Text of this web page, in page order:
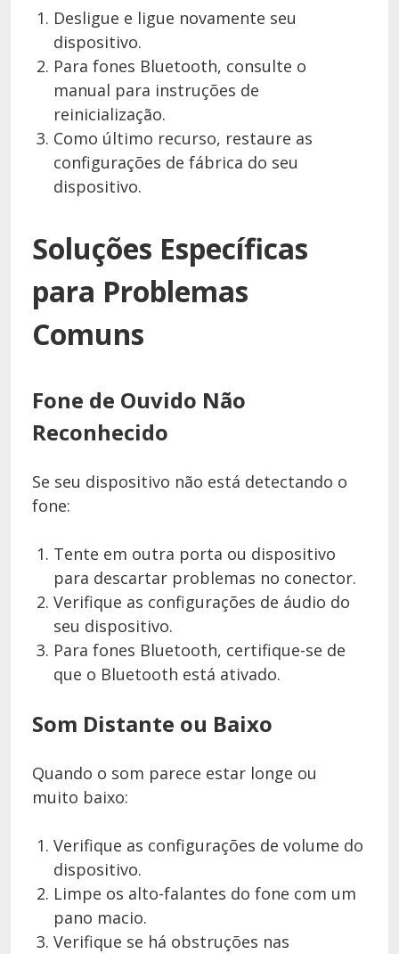
Desligue e ligue novamente seu
dispositivo.
Para fones Bluetooth, consulte o
manual para instruções de
reinicialização.
Como último recurso, restaure as
configurações de fábrica do seu
dispositivo.
Soluções Específicas
para Problemas
Comuns
Fone de Ouvido Não
Reconhecido
Se seu dispositivo não está detectando o
fone:
Tente em outra porta ou dispositivo
para descartar problemas no conector.
Verifique as configurações de áudio do
seu dispositivo.
Para fones Bluetooth, certifique-se de
que o Bluetooth está ativado.
Som Distante ou Baixo
Quando o som parece estar longe ou
muito baixo:
Verifique as configurações de volume do
dispositivo.
Limpe os alto-falantes do fone com um
pano macio.
Verifique se há obstruções nas